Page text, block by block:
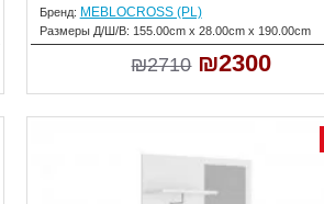
Бренд: MEBLOCROSS (PL)
Размеры Д/Ш/В: 155.00cm x 28.00cm x 190.00cm
₪2710 ₪2300